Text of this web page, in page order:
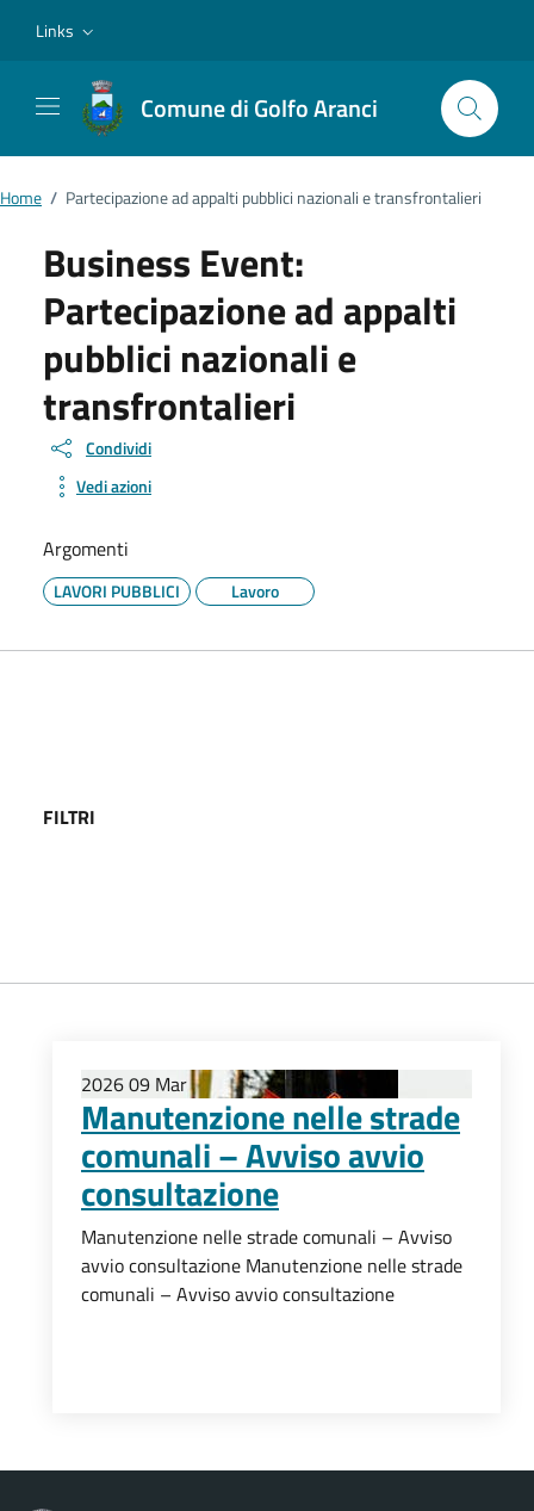
Links
Comune di Golfo Aranci
Home / Partecipazione ad appalti pubblici nazionali e transfrontalieri
Business Event:
Partecipazione ad appalti
pubblici nazionali e
transfrontalieri
Condividi
Vedi azioni
Argomenti
LAVORI PUBBLICI Lavoro
FILTRI
202609 Mar
Manutenzione nelle strade
comunali – Avviso avvio
consultazione
Manutenzione nelle strade comunali – Avviso
avvio consultazione Manutenzione nelle strade
comunali – Avviso avvio consultazione